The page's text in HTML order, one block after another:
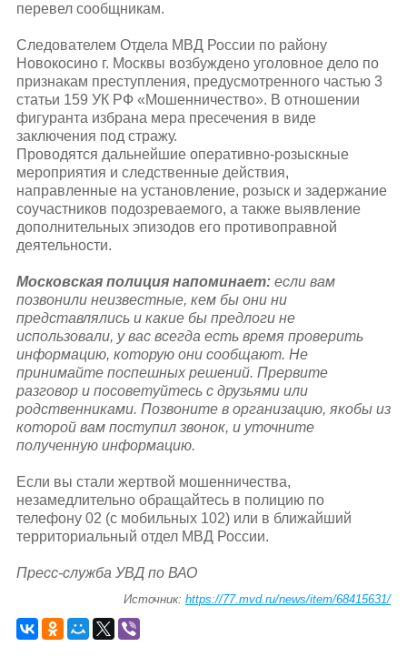
перевел сообщникам.
Следователем Отдела МВД России по району
Новокосино г. Москвы возбуждено уголовное дело по
признакам преступления, предусмотренного частью 3
статьи 159 УК РФ «Мошенничество». В отношении
фигуранта избрана мера пресечения в виде
заключения под стражу.
Проводятся дальнейшие оперативно-розыскные
мероприятия и следственные действия,
направленные на установление, розыск и задержание
соучастников подозреваемого, а также выявление
дополнительных эпизодов его противоправной
деятельности.
Московская полиция напоминает:если вам
позвонили неизвестные, кем бы они ни
представлялись и какие бы предлоги не
использовали, у вас всегда есть время проверить
информацию, которую они сообщают. Не
принимайте поспешных решений. Прервите
разговор и посоветуйтесь с друзьями или
родственниками. Позвоните в организацию, якобы из
которой вам поступил звонок, и уточните
полученную информацию.
Если вы стали жертвой мошенничества,
незамедлительно обращайтесь в полицию по
телефону 02 (с мобильных 102) или в ближайший
территориальный отдел МВД России.
Пресс-служба УВД по ВАО
Источник:https://77.mvd.ru/news/item/68415631/